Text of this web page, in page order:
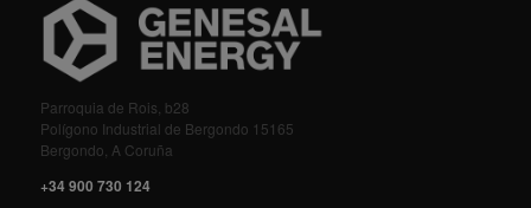
Parroquia de Rois, b28
Polígono Industrial de Bergondo 15165
Bergondo, A Coruña
+34 900 730 124